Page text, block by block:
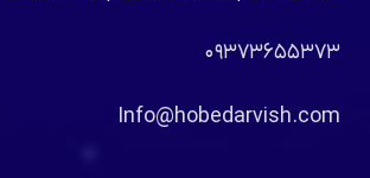
۰۹۳۷۳۶۵۵۳۷۳
Info@hobedarvish.com